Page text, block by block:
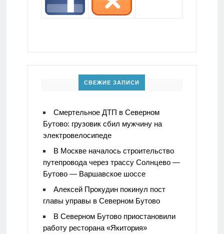
СВЕЖИЕ ЗАПИСИ
Смертельное ДТП в Северном
Бутово: грузовик сбил мужчину на
электровелосипеде
В Москве началось строительство
путепровода через трассу Солнцево —
Бутово — Варшавское шоссе
Алексей Прокудин покинул пост
главы управы в Северном Бутово
В Северном Бутово приостановили
работу ресторана «Якитория»